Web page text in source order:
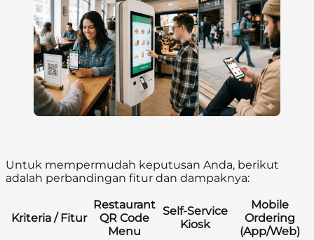
Untuk mempermudah keputusan Anda, berikut
adalah perbandingan fitur dan dampaknya:
Kriteria / Fitur
Restaurant
QR Code
Menu
Self-Service
Kiosk
Mobile
Ordering
(App/Web)